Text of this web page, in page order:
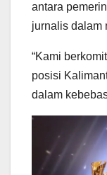
antara
jurnalis dalam
“Kami
posisi
dalam